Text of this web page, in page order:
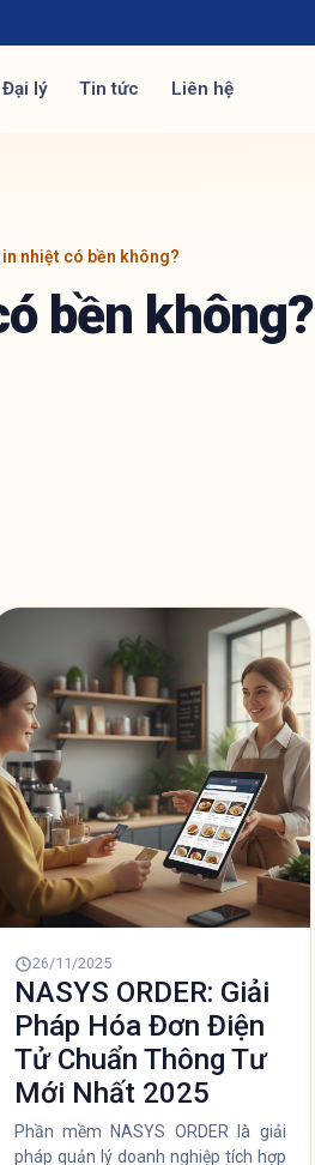
Đại lý Tin tức Liên hệ
in nhiệt có bền không?
bền không?
26/11/2025
NASYS ORDER: Giải
Pháp Hóa Đơn Điện
Tử Chuẩn Thông Tư
Mới Nhất 2025
Phần mềm NASYS ORDER là giải
pháp quản lý doanh nghiệp tích hợp